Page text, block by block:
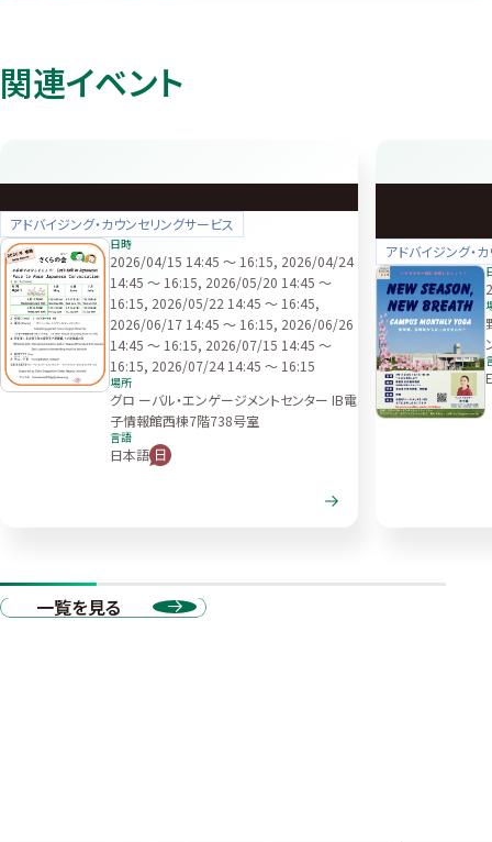
関連イベント
アドバイジング・カウンセリングサービス
日時
2026/04/15 14:45 ～ 16:15, 2026/04/24
14:45 ～ 16:15, 2026/05/20 14:45 ～
16:15, 2026/05/22 14:45 ～ 16:45,
2026/06/17 14:45 ～ 16:15, 2026/06/26
14:45 ～ 16:15, 2026/07/15 14:45 ～
16:15, 2026/07/24 14:45 ～ 16:15
場所
グロ ーバル・エンゲージメントセンター IB電
子情報館西棟7階738号室
言語
日本語
アドバイジング・
一覧を見る